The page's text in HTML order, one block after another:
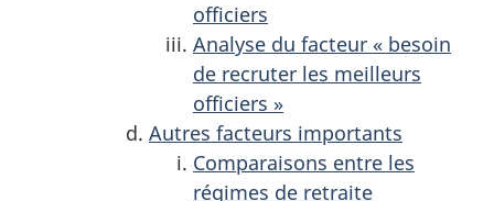
officiers
Analyse du facteur « besoin
de recruter les meilleurs
officiers »
Autres facteurs importants
Comparaisons entre les
régimes de retraite